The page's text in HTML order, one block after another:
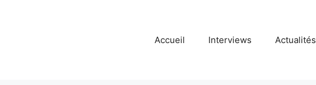
Accueil Interviews Actualités